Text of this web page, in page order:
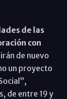
de las
con
de nuevo
un proyecto
de entre 19 y